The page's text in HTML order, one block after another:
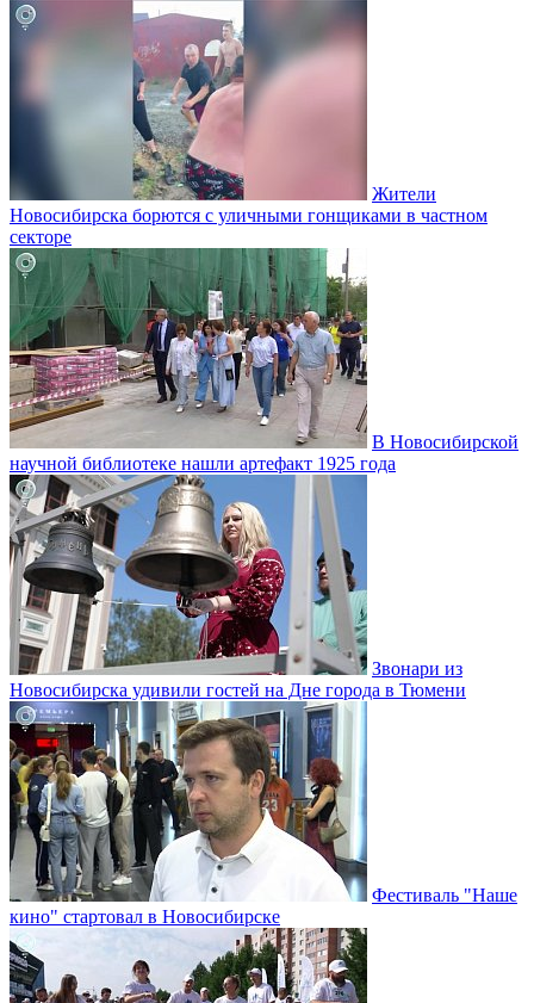
Жители
Новосибирска борются с уличными гонщиками в частном
секторе
В Новосибирской
научной библиотеке нашли артефакт 1925 года
Звонари из
Новосибирска удивили гостей на Дне города в Тюмени
Фестиваль "Наше
кино" стартовал в Новосибирске